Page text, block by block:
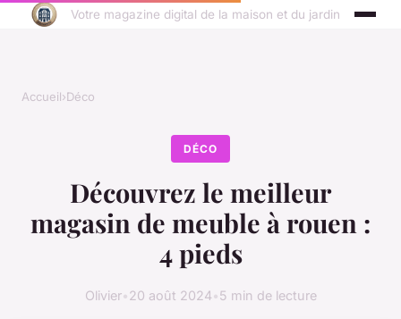
Votre magazine digital de la maison et du jardin
Accueil›Déco
DÉCO
Découvrez le meilleur
magasin de meuble à rouen :
4 pieds
Olivier•20 août 2024•5 min de lecture